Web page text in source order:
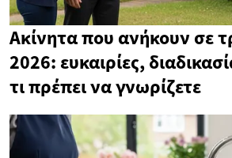
Ακίνητα που ανήκουν σε
2026: ευκαιρίες,
τι πρέπει να γνωρίζετε